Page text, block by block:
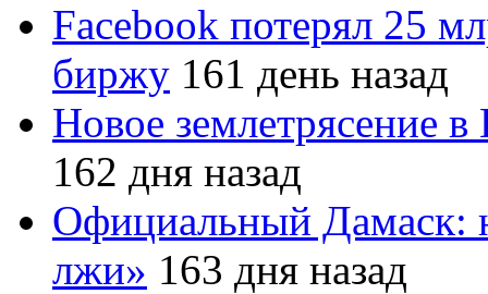
Facebook потерял 25
биржу 161 день назад
Новое землетрясение
162 дня назад
Официальный Дамаск:
лжи» 163 дня назад